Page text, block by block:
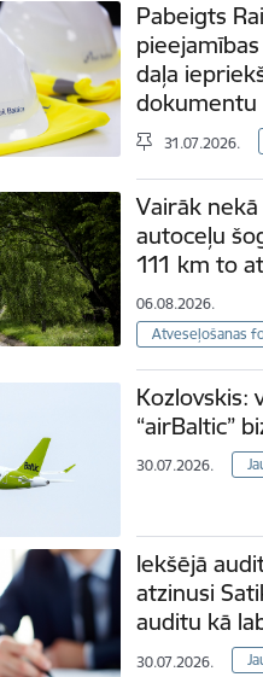
Pabeigts
daļa
dokumentu
31.07.2026.
Vairāk
autoceļu
111 km to
06.08.2026.
Atveseļošanas
Kozlovskis:
“airBaltic”
30.07.2026.
Iekšējā
atzinusi
auditu kā
30.07.2026.